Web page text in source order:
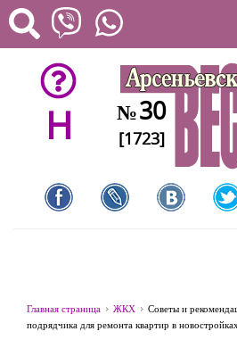
H №30
[1723]
Главная страница ЖКХ
Советы и
подрядчика для ремонта квартир в